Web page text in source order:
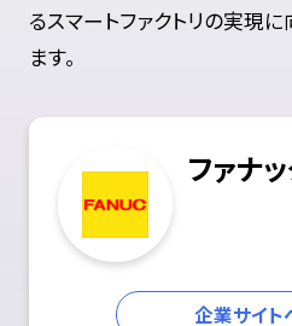
るスマートファクトリの実現
ます。
ファナ
企業サイト